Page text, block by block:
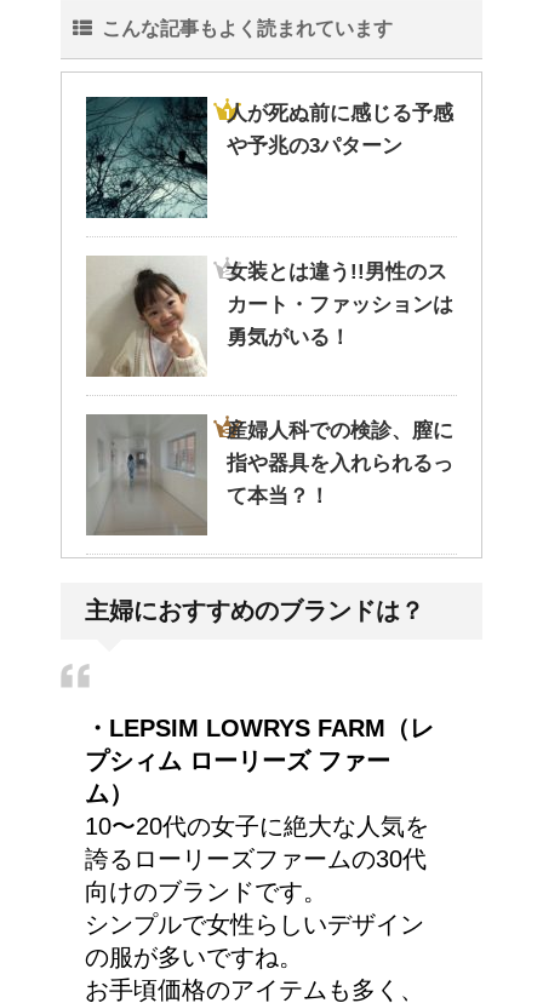
こんな記事もよく読まれています
人が死ぬ前に感じる予感
や予兆の3パターン
女装とは違う!!男性のス
カート・ファッションは
勇気がいる！
産婦人科での検診、膣に
指や器具を入れられるっ
て本当？！
走行で車のライトは上向
東京で洗濯物を外に干す
猫の長毛は雑種でも可愛
いの？！
主婦におすすめのブランドは？
・LEPSIM LOWRYS FARM（レ
プシィム ローリーズ ファー
ム）
10〜20代の女子に絶大な人気を
誇るローリーズファームの30代
向けのブランドです。
シンプルで女性らしいデザイン
の服が多いですね。
お手頃価格のアイテムも多く、